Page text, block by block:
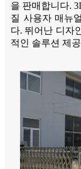
을 판매합니다.
질 사용자 매뉴
다. 뛰어난 디자
적인 솔루션 제